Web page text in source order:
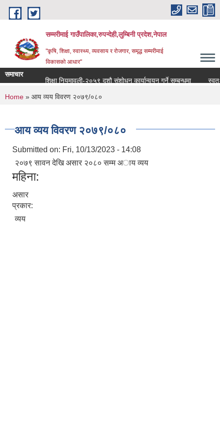
Skip to main content
सम्मरीमाई गाउँपालिका,रुपन्देही,लुम्बिनी प्रदेश,नेपाल
"कृषि, शिक्षा, स्वास्थ्य, व्यवसाय र रोजगार, समृद्ध सम्मरीमाई
विकासको आधार"
समाचार
शिक्षा नियमावली-२०५९ दशौ संशोधन कार्यान्वयन गर्ने सम्बन्धमा
स्वतः
You are here
Home » आय व्यय विवरण २०७९/०८०
आय व्यय विवरण २०७९/०८०
Submitted on: Fri, 10/13/2023 - 14:08
२०७९ सावन देखि असार २०८० सम्म अाय व्यय
महिना:
असार
प्रकार:
व्यय